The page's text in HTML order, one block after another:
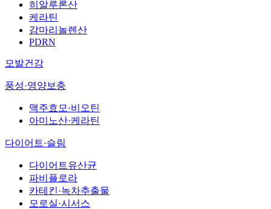
히알루론산
케라틴
감마리놀렌산
PDRN
모발건강
풍성·영양보충
맥주효모·비오틴
아미노산·케라틴
다이어트·슬림
다이어트유산균
파비플로라
카테킨·녹차추출물
모로실·시서스